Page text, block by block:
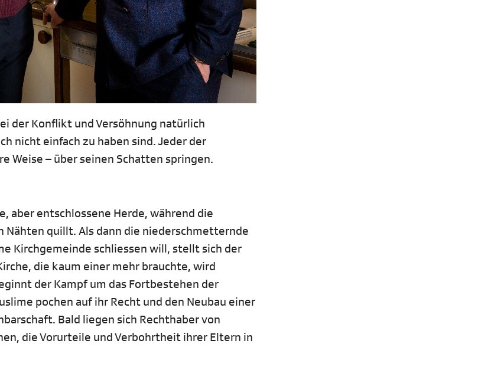
der Konflikt und Versöhnung natürlich
nicht einfach zu haben sind. Jeder der
Weise – über seinen Schatten springen.
aber entschlossene Herde, während die
quillt. Als dann die niederschmetternde
Kirchgemeinde schliessen will, stellt sich der
die kaum einer mehr brauchte, wird
der Kampf um das Fortbestehen der
pochen auf ihr Recht und den Neubau einer
Bald liegen sich Rechthaber von
die Vorurteile und Verbohrtheit ihrer Eltern in